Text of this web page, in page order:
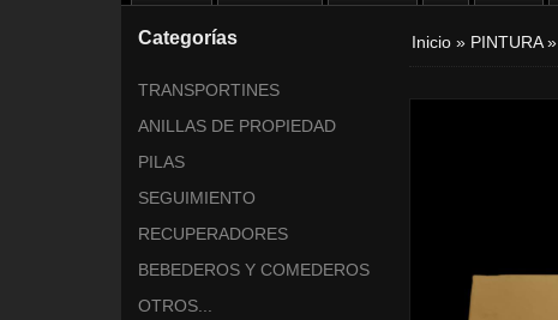
Categorías
TRANSPORTINES
ANILLAS DE PROPIEDAD
PILAS
SEGUIMIENTO
RECUPERADORES
BEBEDEROS Y COMEDEROS
OTROS...
Inicio» PINTURA»